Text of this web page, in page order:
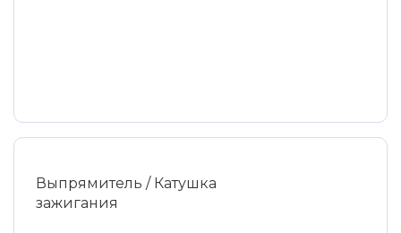
Выпрямитель / Катушка
зажигания